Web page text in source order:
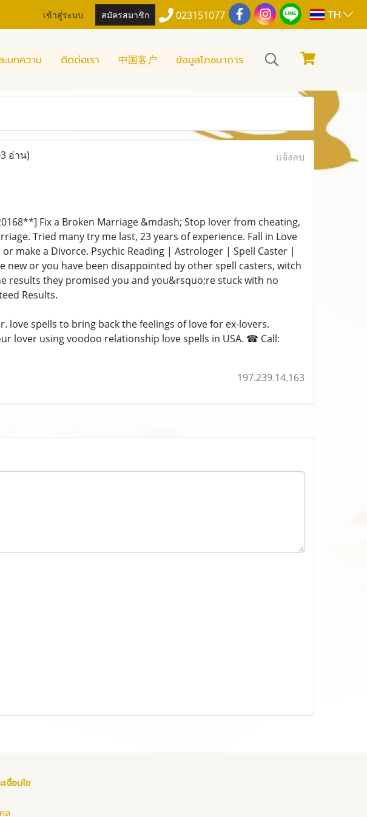
เข้าสู่ระบบ สมัครสมาชิก 023151077 TH
ะบทความ ติดต่อเรา 中国客户 ข้อมูลโภชนาการ
อ่าน) แจ้งลบ
Fix a Broken Marriage &mdash; Stop lover from cheating,
Tried many try me last, 23 years of experience. Fall in Love
make a Divorce. Psychic Reading | Astrologer | Spell Caster |
or you have been disappointed by other spell casters, witch
results they promised you and you&rsquo;re stuck with no
Results.
spells to bring back the feelings of love for ex-lovers.
lover using voodoo relationship love spells in USA. ☎ Call:
197.239.14.163
งื่อนไข
ล